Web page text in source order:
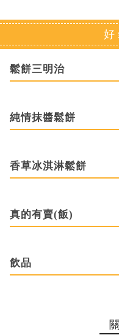
好
鬆餅三明治
純情抹醬鬆餅
香草冰淇淋鬆餅
真的有賣(飯)
飲品